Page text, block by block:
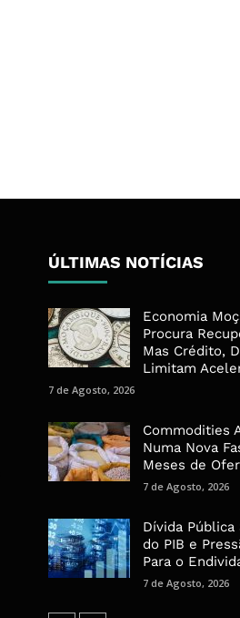
ÚLTIMAS NOTÍCIAS
Economia
Procura
Mas Crédito,
Limitam
7 de Agosto, 2026
Commodities
Numa Nova
Meses de
7 de Agosto, 2026
Dívida Pública
do PIB e
Para o
7 de Agosto, 2026